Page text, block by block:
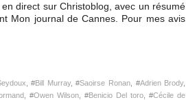
direct sur Christoblog, avec un résumé
Mon journal de Cannes. Pour mes avis
, #Bill Murray, #Saoirse Ronan, #Adrien Brody,
, #Owen Wilson, #Benicio Del toro, #Cécile de